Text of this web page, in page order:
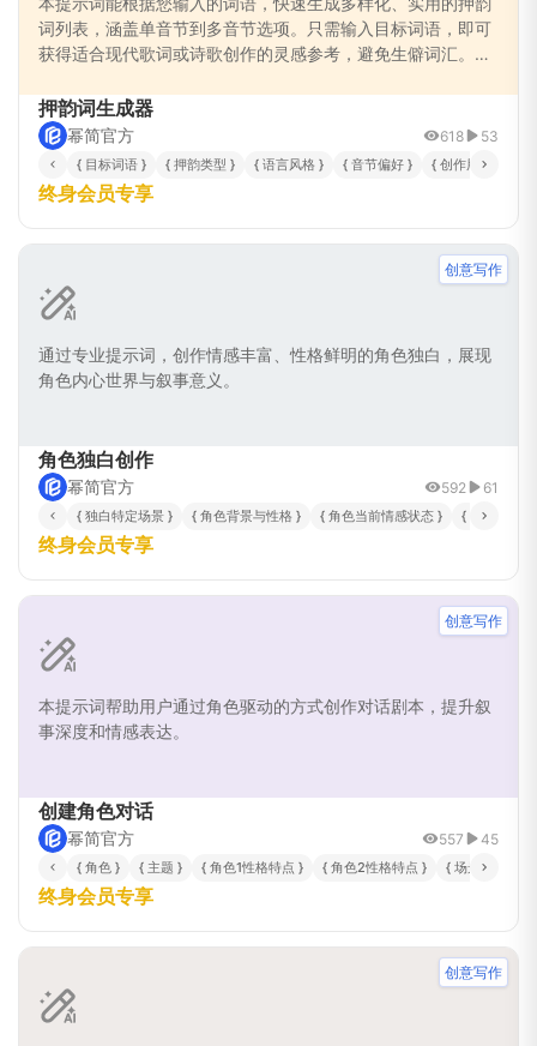
词列表，涵盖单音节到多音节选项。只需输入目标词语，即可
获得适合现代歌词或诗歌创作的灵感参考，避免生僻词汇。无
题，提升创作效率与作品质量。
押韵词生成器
幂简官方 618 53
{ 目标词语 } { 押韵类型 } { 语言风格 } { 音节偏好 } { 创作用途 }
终身会员专享
通过专业提示词，创作情感丰富、性格鲜明的角色独白，展现
角色内心世界与叙事意义。
创意写作
角色独白创作
幂简官方 592 61
{ 独白特定场景 } { 角色背景与性格 } { 角色当前情感状态 } { 角色关键
终身会员专享
本提示词帮助用户通过角色驱动的方式创作对话剧本，提升叙
事深度和情感表达。
创意写作
创建角色对话
幂简官方 557 45
{ 角色 } { 主题 } { 角色1性格特点 } { 角色2性格特点 } { 场景与情境 }
终身会员专享
创意写作